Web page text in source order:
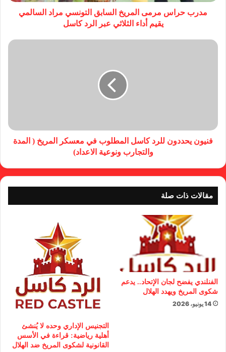
مدرب حراس مرمى المريخ السابق التونسي مراد السالمي
يقيم أداء الثلاثي عبر الرد كاسل
فنيون يحددون للرد كاسل المطلوب في معسكر المريخ ( المدة
والتجارب ونوعية الاعداد)
مقالات ذات صلة
الفنلندي يفضح لجان الإتحاد.. يدعم
شكوى المريخ ويهدد الهلال
14 يونيو، 2026
التجنيس الإداري وحده لا يُنشئ
أهلية رياضية: قراءة في الأسس
القانونية لشكوى المريخ ضد الهلال